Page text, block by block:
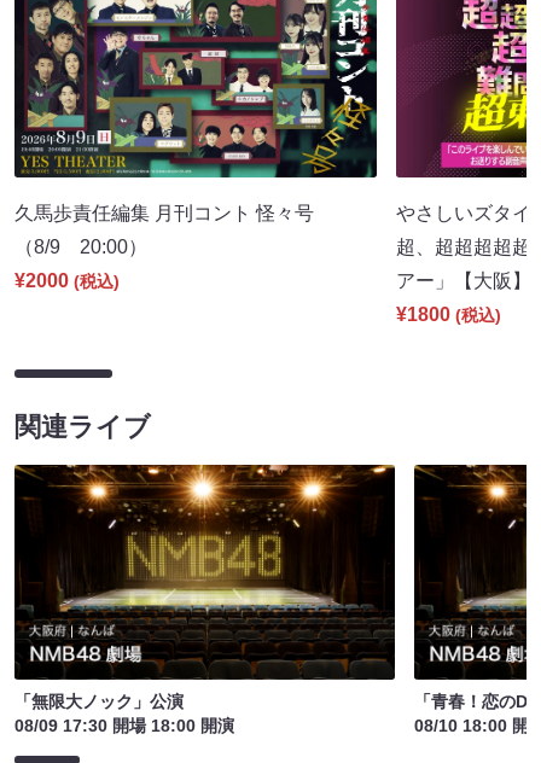
久馬歩責任編集 月刊コント 怪々号
（8/9 20:00）
¥2000 (税込)
やさしいズタイ
超、超超超超超
アー」【大阪
¥1800 (税込)
関連ライブ
「無限大ノック」公演
08/09 17:30 開場 18:00 開演
「青春！恋の
08/10 18:00 開